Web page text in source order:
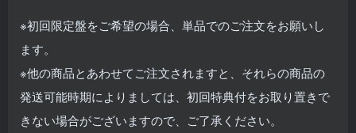
※初回限定盤をご希望の場合、単品でのご注文をお願いし
ます。
※他の商品とあわせてご注文されますと、それらの商品の
発送可能時期によりましては、初回特典付をお取り置きで
きない場合がございますので、ご了承ください。